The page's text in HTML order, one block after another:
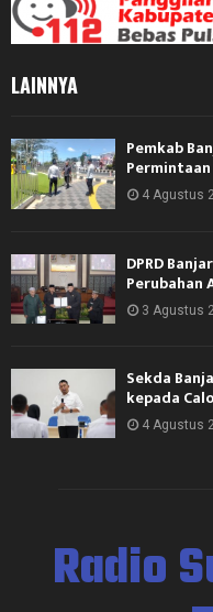
LAINNYA
Pemkab
Permintaan
4 Agustus
DPRD
Perubahan
3 Agustus
Sekda
kepada
4 Agustus
Radio